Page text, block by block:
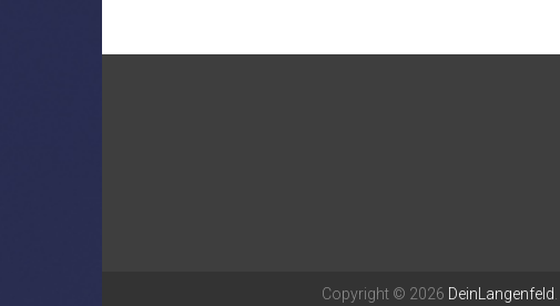
Copyright © 2026 DeinLangenfeld